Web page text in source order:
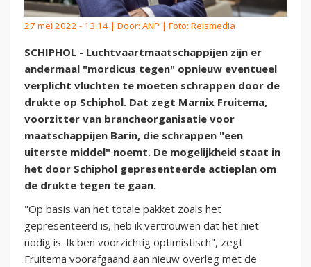
27 mei 2022 - 13:14 | Door: ANP | Foto: Reismedia
SCHIPHOL - Luchtvaartmaatschappijen zijn er
andermaal "mordicus tegen" opnieuw eventueel
verplicht vluchten te moeten schrappen door de
drukte op Schiphol. Dat zegt Marnix Fruitema,
voorzitter van brancheorganisatie voor
maatschappijen Barin, die schrappen "een
uiterste middel" noemt. De mogelijkheid staat in
het door Schiphol gepresenteerde actieplan om
de drukte tegen te gaan.
"Op basis van het totale pakket zoals het
gepresenteerd is, heb ik vertrouwen dat het niet
nodig is. Ik ben voorzichtig optimistisch", zegt
Fruitema voorafgaand aan nieuw overleg met de